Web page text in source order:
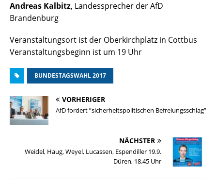
Andreas Kalbitz, Landessprecher der AfD
Brandenburg
Veranstaltungsort ist der Oberkirchplatz in Cottbus
Veranstaltungsbeginn ist um 19 Uhr
BUNDESTAGSWAHL 2017
VORHERIGER
AfD fordert ”sicherheitspolitischen Befreiungsschlag”
NÄCHSTER
Weidel, Haug, Weyel, Lucassen, Espendiller 19.9.
Düren, 18.45 Uhr